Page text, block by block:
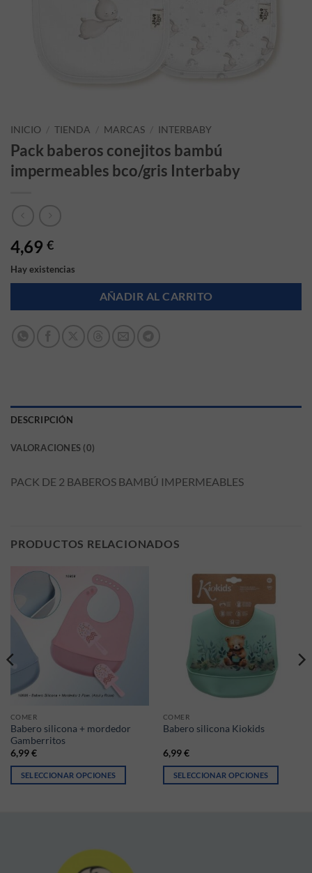
INICIO / TIENDA / MARCAS / INTERBABY
Pack baberos conejitos bambú
impermeables bco/gris Interbaby
4,69 €
Hay existencias
AÑADIR AL CARRITO
DESCRIPCIÓN
VALORACIONES (0)
PACK DE 2 BABEROS BAMBÚ IMPERMEABLES
PRODUCTOS RELACIONADOS
COMER
Babero silicona + mordedor
Gamberritos
6,99€
SELECCIONAR OPCIONES
COMER
Babero silicona Kiokids
6,99€
SELECCIONAR OPCIONES